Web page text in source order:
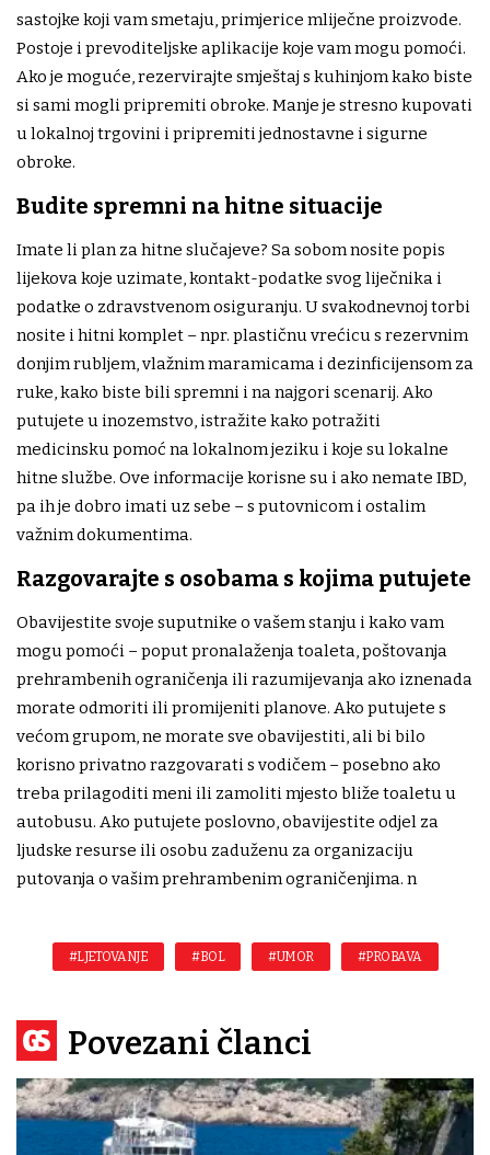
sastojke koji vam smetaju, primjerice mliječne proizvode.
Postoje i prevoditeljske aplikacije koje vam mogu pomoći.
Ako je moguće, rezervirajte smještaj s kuhinjom kako biste
si sami mogli pripremiti obroke. Manje je stresno kupovati
u lokalnoj trgovini i pripremiti jednostavne i sigurne
obroke.
Budite spremni na hitne situacije
Imate li plan za hitne slučajeve? Sa sobom nosite popis
lijekova koje uzimate, kontakt-podatke svog liječnika i
podatke o zdravstvenom osiguranju. U svakodnevnoj torbi
nosite i hitni komplet – npr. plastičnu vrećicu s rezervnim
donjim rubljem, vlažnim maramicama i dezinficijensom za
ruke, kako biste bili spremni i na najgori scenarij. Ako
putujete u inozemstvo, istražite kako potražiti
medicinsku pomoć na lokalnom jeziku i koje su lokalne
hitne službe. Ove informacije korisne su i ako nemate IBD,
pa ih je dobro imati uz sebe – s putovnicom i ostalim
važnim dokumentima.
Razgovarajte s osobama s kojima putujete
Obavijestite svoje suputnike o vašem stanju i kako vam
mogu pomoći – poput pronalaženja toaleta, poštovanja
prehrambenih ograničenja ili razumijevanja ako iznenada
morate odmoriti ili promijeniti planove. Ako putujete s
većom grupom, ne morate sve obavijestiti, ali bi bilo
korisno privatno razgovarati s vodičem – posebno ako
treba prilagoditi meni ili zamoliti mjesto bliže toaletu u
autobusu. Ako putujete poslovno, obavijestite odjel za
ljudske resurse ili osobu zaduženu za organizaciju
putovanja o vašim prehrambenim ograničenjima. n
#LJETOVANJE #BOL #UMOR #PROBAVA
Povezani članci